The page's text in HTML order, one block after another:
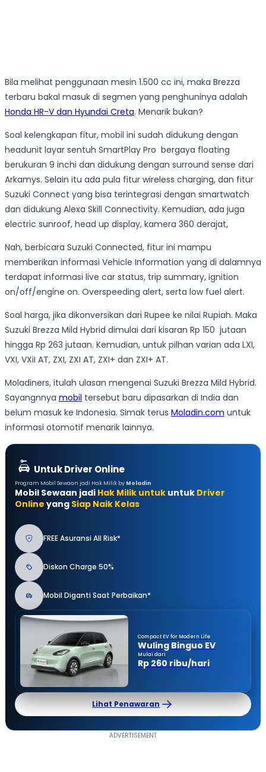
Bila melihat penggunaan mesin 1.500 cc ini, maka Brezza
terbaru bakal masuk di segmen yang penghuninya adalah
Honda HR-V dan Hyundai Creta. Menarik bukan?
Soal kelengkapan fitur, mobil ini sudah didukung dengan
headunit layar sentuh SmartPlay Pro bergaya floating
berukuran 9 inchi dan didukung dengan surround sense dari
Arkamys. Selain itu ada pula fitur wireless charging, dan fitur
Suzuki Connect yang bisa terintegrasi dengan smartwatch
dan didukung Alexa Skill Connectivity. Kemudian, ada juga
electric sunroof, head up display, kamera 360 derajat,
Nah, berbicara Suzuki Connected, fitur ini mampu
memberikan informasi Vehicle Information yang di dalamnya
terdapat informasi live car status, trip summary, ignition
on/off/engine on. Overspeeding alert, serta low fuel alert.
Soal harga, jika dikonversikan dari Rupee ke nilai Rupiah. Maka
Suzuki Brezza Mild Hybrid dimulai dari kisaran Rp 150 jutaan
hingga Rp 263 jutaan. Kemudian, untuk pilhan varian ada LXI,
VXI, VXiI AT, ZXI, ZXI AT, ZXI+ dan ZXI+ AT.
Moladiners, itulah ulasan mengenai Suzuki Brezza Mild Hybrid.
Sayangnnya mobil tersebut baru dipasarkan di India dan
belum masuk ke Indonesia. Simak terus Moladin.com untuk
informasi otomotif menarik lainnya.
Untuk Driver Online
Program Mobil Sewaan jadi Hak Milik by Moladin
Mobil Sewaan jadi Hak Milik untuk untuk Driver
Online yang Siap Naik Kelas
FREE Asuransi All Risk*
Diskon Charge 50%
Mobil Diganti Saat Perbaikan*
Compact EV for Modern Life
Wuling Binguo EV
Mulai dari
Rp 260 ribu/hari
Lihat Penawaran